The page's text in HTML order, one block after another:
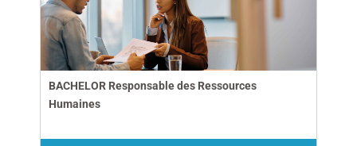
BACHELOR Responsable des Ressources
Humaines